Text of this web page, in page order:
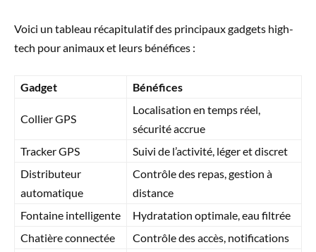
Voici un tableau récapitulatif des principaux gadgets high-
tech pour animaux et leurs bénéfices :
Gadget Bénéfices
Collier GPS
Localisation en temps réel,
sécurité accrue
Tracker GPS
Suivi de l’activité, léger et discret
Distributeur
automatique
Contrôle des repas, gestion à
distance
Fontaine intelligente
Hydratation optimale, eau filtrée
Chatière connectée
Contrôle des accès, notifications